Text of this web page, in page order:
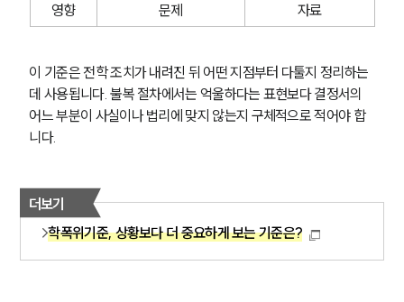
영향
문제
자료
이 기준은 전학 조치가 내려진 뒤 어떤 지점부터 다툴지 정리하는
데 사용됩니다. 불복 절차에서는 억울하다는 표현보다 결정서의
어느 부분이 사실이나 법리에 맞지 않는지 구체적으로 적어야 합
니다.
더보기
학폭위기준, 상황보다 더 중요하게 보는 기준은?